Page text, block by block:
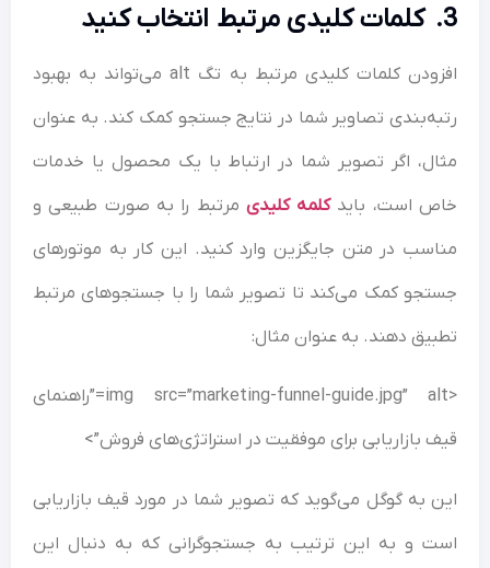
3. کلمات کلیدی مرتبط انتخاب کنید
افزودن کلمات کلیدی مرتبط به تگ alt می‌تواند به بهبود
رتبه‌بندی تصاویر شما در نتایج جستجو کمک کند. به عنوان
مثال، اگر تصویر شما در ارتباط با یک محصول یا خدمات
خاص است، بایدکلمه کلیدی مرتبط را به صورت طبیعی و
مناسب در متن جایگزین وارد کنید. این کار به موتورهای
جستجو کمک می‌کند تا تصویر شما را با جستجوهای مرتبط
تطبیق دهند. به عنوان مثال:
<img src=”marketing-funnel-guide.jpg” alt=”راهنمای
قیف بازاریابی برای موفقیت در استراتژی‌های فروش”>
این به گوگل می‌گوید که تصویر شما در مورد قیف بازاریابی
است و به این ترتیب به جستجوگرانی که به دنبال این